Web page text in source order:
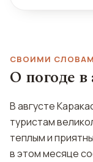
СВОИМИ
О погоде в
В августе
туристам
теплым и
в этом месяце